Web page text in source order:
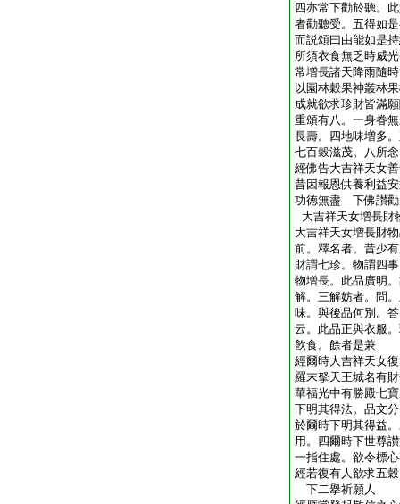
四亦常下勸於聽。
者勸聽受。五得如
而説頌曰由能如是
所須衣食無乏時威
常増長諸天降雨隨
以園林穀果神叢林
成就欲求珍財皆滿
重頌有八。一身眷
長壽。四地味増多
七百穀滋茂。八所
經佛告大吉祥天女
昔因報恩供養利益
功徳無盡 下佛讃
大吉祥天女増長財
大吉祥天女増長財
前。釋名者。昔少
財謂七珍。物謂四
物増長。此品廣明
解。三解妨者。問
味。與後品何別。
云。此品正與衣服
飮食。餘者是兼
經爾時大吉祥天女
羅末拏天王城名有
華福光中有勝殿七
下明其得法。品文
於爾時下明其得益
用。四爾時下世尊
一指住處。欲令標
經若復有人欲求五
下二擧祈願人